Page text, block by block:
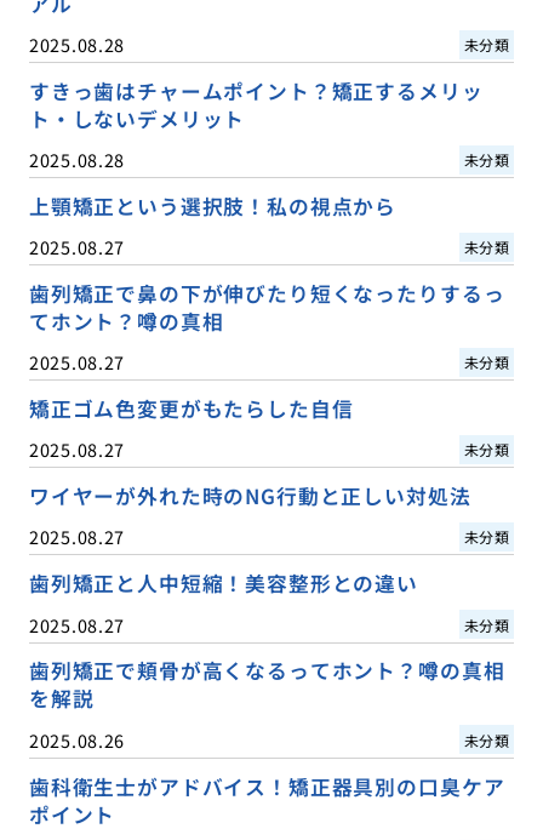
2025.08.28 未分類
すきっ歯はチャームポイント？矯正するメリッ
ト・しないデメリット
2025.08.28 未分類
上顎矯正という選択肢！私の視点から
2025.08.27 未分類
歯列矯正で鼻の下が伸びたり短くなったりするっ
てホント？噂の真相
2025.08.27 未分類
矯正ゴム色変更がもたらした自信
2025.08.27 未分類
ワイヤーが外れた時のNG行動と正しい対処法
2025.08.27 未分類
歯列矯正と人中短縮！美容整形との違い
2025.08.27 未分類
歯列矯正で頬骨が高くなるってホント？噂の真相
を解説
2025.08.26 未分類
歯科衛生士がアドバイス！矯正器具別の口臭ケア
ポイント